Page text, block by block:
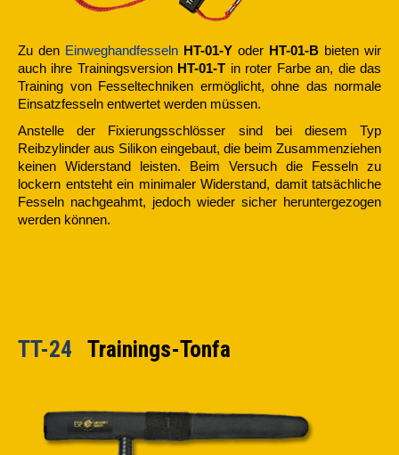
Zu den Einweghandfesseln HT-01-Y oder HT-01-B bieten wir
auch ihre Trainingsversion HT-01-T in roter Farbe an, die das
Training von Fesseltechniken ermöglicht, ohne das normale
Einsatzfesseln entwertet werden müssen.
Anstelle der Fixierungsschlösser sind bei diesem Typ
Reibzylinder aus Silikon eingebaut, die beim Zusammenziehen
keinen Widerstand leisten. Beim Versuch die Fesseln zu
lockern entsteht ein minimaler Widerstand, damit tatsächliche
Fesseln nachgeahmt, jedoch wieder sicher heruntergezogen
werden können.
TT-24 Trainings-Tonfa